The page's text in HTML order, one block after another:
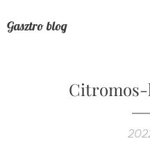
Gasztro blog